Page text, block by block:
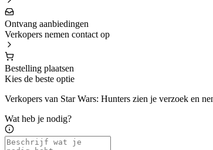
Ontvang aanbiedingen
Verkopers nemen contact op
Bestelling plaatsen
Kies de beste optie
Verkopers van Star Wars: Hunters zien je verzoek en
Wat heb je nodig?